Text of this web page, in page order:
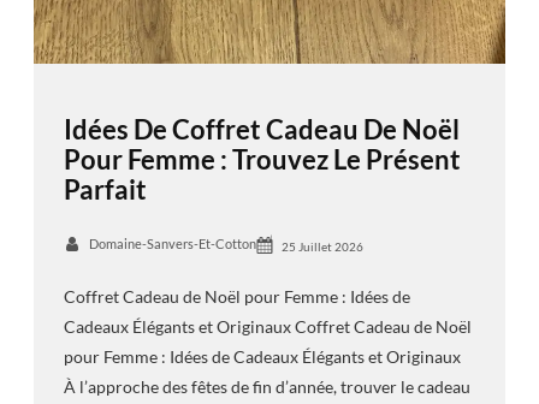
Idées De Coffret Cadeau De Noël
Pour Femme : Trouvez Le Présent
Parfait
Domaine-Sanvers-Et-Cotton 25 Juillet 2026
Coffret Cadeau de Noël pour Femme : Idées de
Cadeaux Élégants et Originaux Coffret Cadeau de Noël
pour Femme : Idées de Cadeaux Élégants et Originaux
À l’approche des fêtes de fin d’année, trouver le cadeau